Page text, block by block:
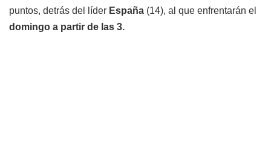
puntos, detrás del líder España (14), al que enfrentarán el
domingo a partir de las 3.